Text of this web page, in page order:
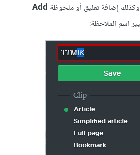
إضافة تعليق أو ملحوظة Add
اسم الملاحظة: